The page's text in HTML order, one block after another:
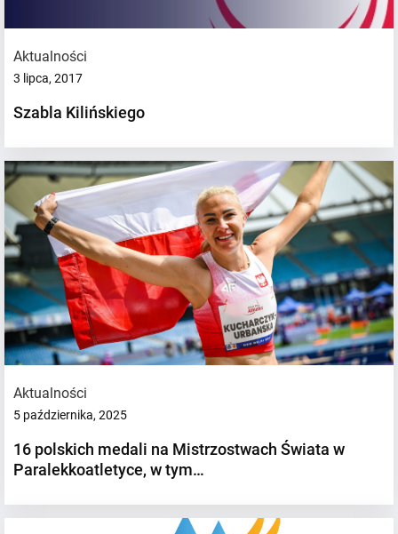
Aktualności
3 lipca, 2017
Szabla Kilińskiego
Aktualności
5 października, 2025
16 polskich medali na Mistrzostwach Świata w
Paralekkoatletyce, w tym…